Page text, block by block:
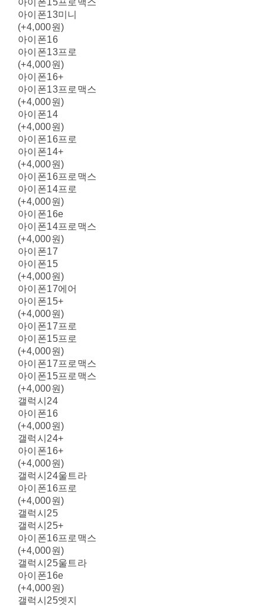
아이폰13미니
(+4,000원)
아이폰16
아이폰13프로
(+4,000원)
아이폰16+
아이폰13프로맥스
(+4,000원)
아이폰14
(+4,000원)
아이폰16프로
아이폰14+
(+4,000원)
아이폰16프로맥스
아이폰14프로
(+4,000원)
아이폰16e
아이폰14프로맥스
(+4,000원)
아이폰17
아이폰15
(+4,000원)
아이폰17에어
아이폰15+
(+4,000원)
아이폰17프로
아이폰15프로
(+4,000원)
아이폰17프로맥스
아이폰15프로맥스
(+4,000원)
갤럭시24
아이폰16
(+4,000원)
갤럭시24+
아이폰16+
(+4,000원)
갤럭시24울트라
아이폰16프로
(+4,000원)
갤럭시25
갤럭시25+
아이폰16프로맥스
(+4,000원)
갤럭시25울트라
아이폰16e
(+4,000원)
갤럭시25엣지